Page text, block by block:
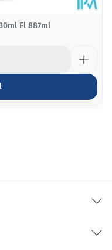
Fl 887ml